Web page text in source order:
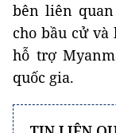
bên liên
cho bầu cử
hỗ trợ
quốc gia.